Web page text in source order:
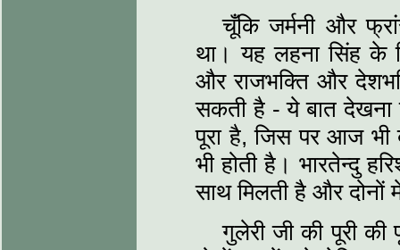
चूँकि जर्मनी और
था। यह लहना सिंह के
और राजभक्ति और
सकती है - ये बात देखना
पूरा है, जिस पर आज भी
भी होती है। भारतेन्‍दु
साथ मिलती है और दोनों
गुलेरी जी की पूरी